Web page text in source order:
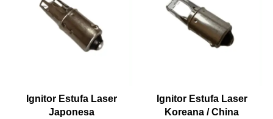
Ignitor Estufa Laser
Japonesa
Ignitor Estufa Laser
Koreana / China